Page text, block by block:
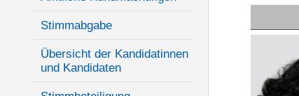
Stimmabgabe
Übersicht der Kandidatinnen
und Kandidaten